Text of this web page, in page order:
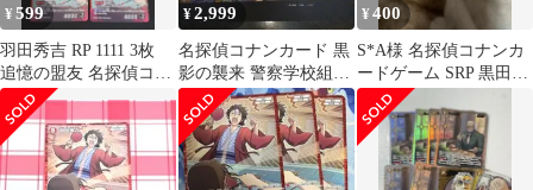
¥599
羽田秀吉 RP 1111 3枚
追憶の盟友 名探偵コナ
ンカードゲーム
¥2,999
名探偵コナンカード 黒
影の襲来 警察学校組
他RP CP
¥400
S*A様 名探偵コナンカ
ードゲーム SRP 黒田兵
衛 哀色の宿命